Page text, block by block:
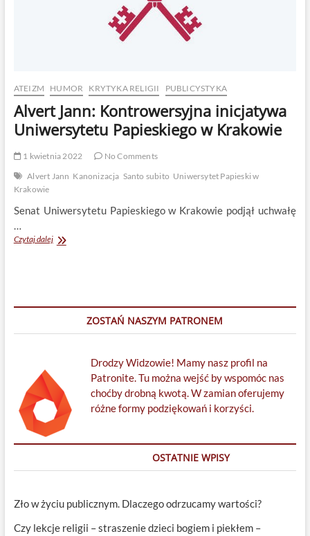
ATEIZM HUMOR KRYTYKA RELIGII PUBLICYSTYKA
Alvert Jann: Kontrowersyjna inicjatywa
Uniwersytetu Papieskiego w Krakowie
1 kwietnia 2022
No Comments
Alvert Jann Kanonizacja Santo subito Uniwersytet Papieski w
Krakowie
Senat Uniwersytetu Papieskiego w Krakowie podjął uchwałę
…
Czytaj dalejAlvert
ZOSTAŃ NASZYM PATRONEM
Drodzy Widzowie! Mamy nasz profil na
Patronite. Tu można wejść by wspomóc nas
choćby drobną kwotą. W zamian oferujemy
różne formy podziękowań i korzyści.
OSTATNIE WPISY
Zło w życiu publicznym. Dlaczego odrzucamy wartości?
Czy lekcje religii – straszenie dzieci bogiem i piekłem –